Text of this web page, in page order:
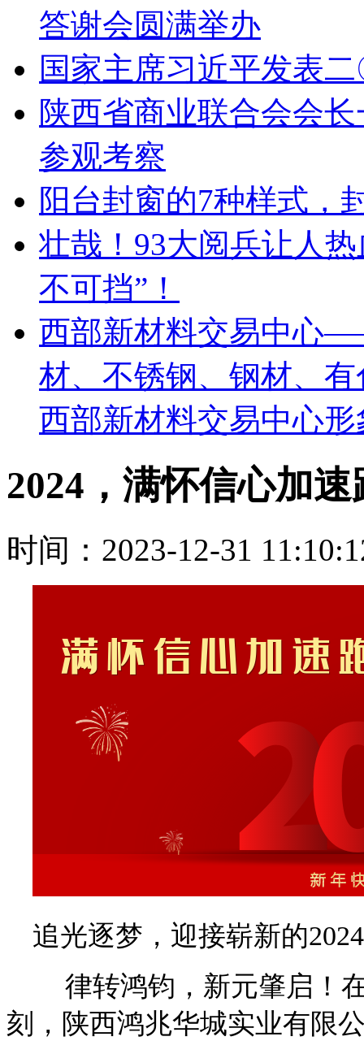
答谢会圆满举办
国家主席习近平发表
陕西省商业联合会会
参观考察
阳台封窗的7种样式，
壮哉！93大阅兵让人
不可挡”！
西部新材料交易中心
材、不锈钢、钢材、
西部新材料交易中心
2024，满怀信心加
时间：2023-12-31
追光逐梦，迎接崭新的
律转鸿钧，新元肇启！在
刻，陕西鸿兆华城实业有限